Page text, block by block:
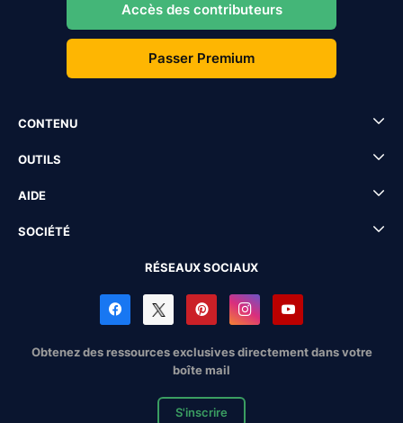
Accès des contributeurs
Passer Premium
CONTENU
OUTILS
AIDE
SOCIÉTÉ
RÉSEAUX SOCIAUX
Obtenez des ressources exclusives directement dans votre
boîte mail
S'inscrire